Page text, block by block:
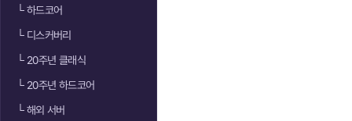
└하드코어
└디스커버리
└20주년 클래식
└20주년 하드코어
└해외 서버